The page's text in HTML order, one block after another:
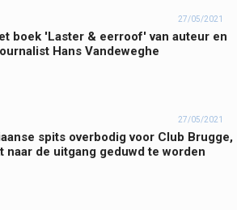
27/05/2021
boek 'Laster & eerroof' van auteur en
Hans Vandeweghe
27/05/2021
spits overbodig voor Club Brugge,
naar de uitgang geduwd te worden